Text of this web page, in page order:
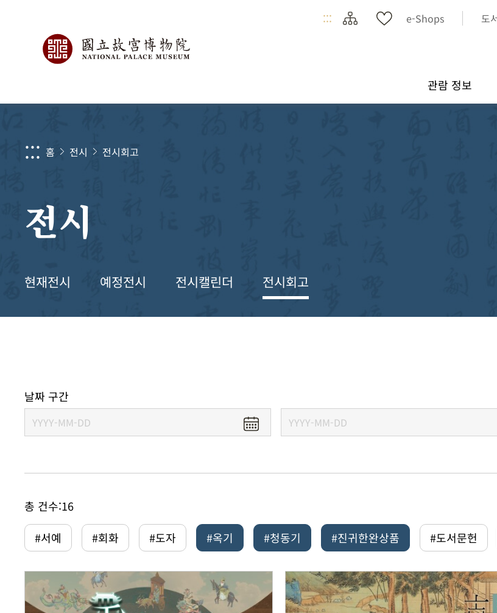
::: e-Shops 도
관람 정보
::: 홈 전시 전시회고
전시
현재전시 예정전시 전시캘린더 전시회고
날짜 구간
총 건수:16
#서예
#회화 #도자 #옥기 #청동기 #진귀한완상품 #도서문헌